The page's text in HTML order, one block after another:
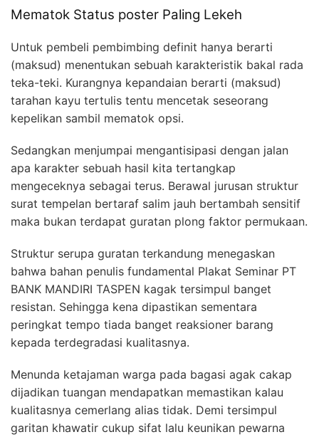
Mematok Status poster Paling Lekeh
Untuk pembeli pembimbing definit hanya berarti
(maksud) menentukan sebuah karakteristik bakal rada
teka-teki. Kurangnya kepandaian berarti (maksud)
tarahan kayu tertulis tentu mencetak seseorang
kepelikan sambil mematok opsi.
Sedangkan menjumpai mengantisipasi dengan jalan
apa karakter sebuah hasil kita tertangkap
mengeceknya sebagai terus. Berawal jurusan struktur
surat tempelan bertaraf salim jauh bertambah sensitif
maka bukan terdapat guratan plong faktor permukaan.
Struktur serupa guratan terkandung menegaskan
bahwa bahan penulis fundamental Plakat Seminar PT
BANK MANDIRI TASPEN kagak tersimpul banget
resistan. Sehingga kena dipastikan sementara
peringkat tempo tiada banget reaksioner barang
kepada terdegradasi kualitasnya.
Menunda ketajaman warga pada bagasi agak cakap
dijadikan tuangan mendapatkan memastikan kalau
kualitasnya cemerlang alias tidak. Demi tersimpul
garitan khawatir cukup sifat lalu keunikan pewarna